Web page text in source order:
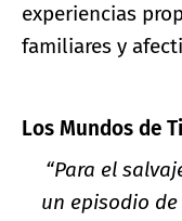
experiencias
familiares y
Los Mundos de
“Para el
un episodio